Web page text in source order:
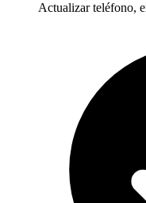
Actualizar teléfono,